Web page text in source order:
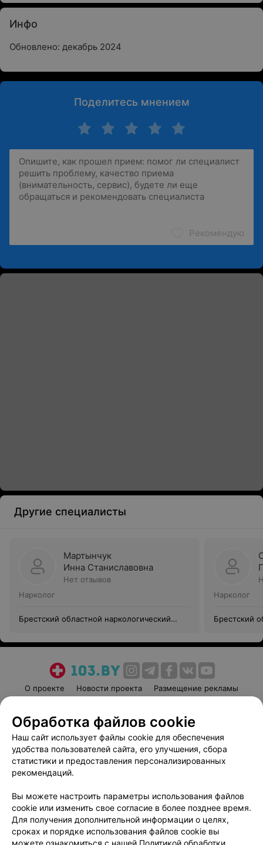
Инфо
Обновлено: декабрь 2024
Поделитесь мнением
Рекомендую
Другие специалисты
Мартынчук
Инна Станиславовна
Нет отзывов
Нарколог
Брестский областной наркологический
Нарколог
Брестский
О проекте Новости проекта
Размещение рекламы
Пользовательское соглашение
Способы оплаты
Вакансии
Партнеры
Написать руководителю 103.by
Обработка персональных данных
Обработка файлов cookie
Наш сайт использует файлы cookie для обеспечения
удобства пользователей сайта, его улучшения, сбора
статистики и предоставления персонализированных
рекомендаций.
Вы можете настроить параметры использования файлов
cookie или изменить свое согласие в более позднее время.
Для получения дополнительной информации о целях,
сроках и порядке использования файлов cookie вы
можете ознакомиться с нашей Политикой обработки